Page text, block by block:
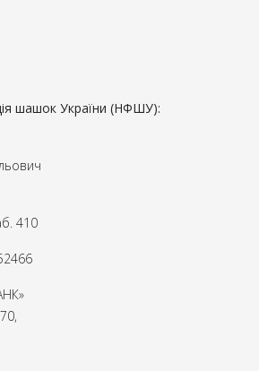
шашок України (НФШУ):
410